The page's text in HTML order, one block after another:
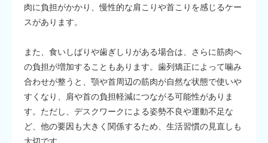
肉に負担がかかり、慢性的な肩こりや首こりを感じるケー
スがあります。
また、食いしばりや歯ぎしりがある場合は、さらに筋肉へ
の負担が増加することもあります。歯列矯正によって噛み
合わせが整うと、顎や首周辺の筋肉が自然な状態で使いや
すくなり、肩や首の負担軽減につながる可能性がありま
す。ただし、デスクワークによる姿勢不良や運動不足な
ど、他の要因も大きく関係するため、生活習慣の見直しも